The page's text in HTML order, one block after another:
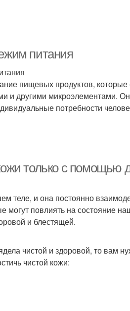
питания
пищевых продуктов,
и другими микроэлементами.
потребности
только с помощью
теле, и она постоянно
могут повлиять на состояние
и блестящей.
чистой и здоровой, то вам
чистой кожи: